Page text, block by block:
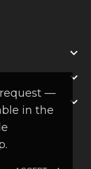
—
in the


